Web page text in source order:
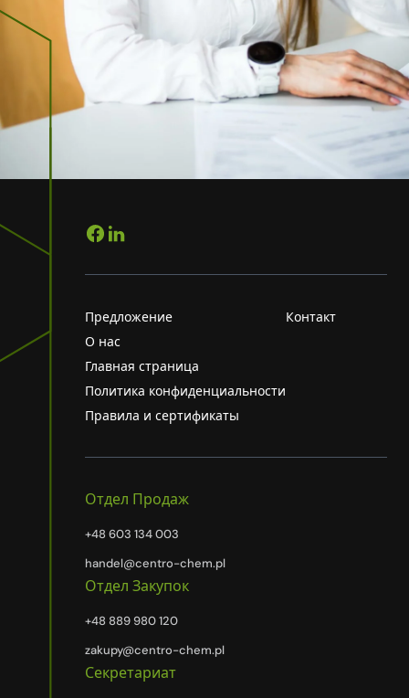
Предложение
О нас
Главная страница
Политика конфиденциальности
Правила и сертификаты
Контакт
Отдел Продаж
+48 603 134 003
handel@centro-chem.pl
Отдел Закупок
+48 889 980 120
zakupy@centro-chem.pl
Секретариат